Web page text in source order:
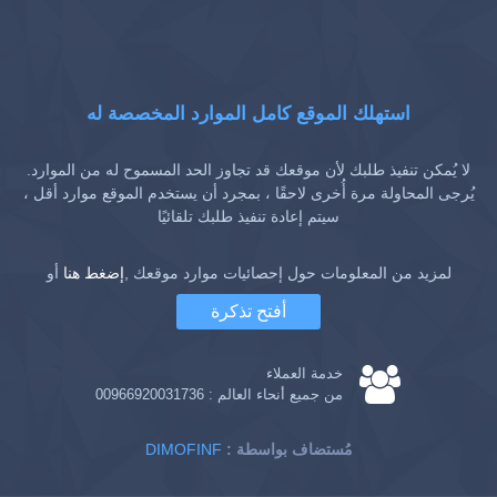
استهلك الموقع كامل الموارد المخصصة له
لا يُمكن تنفيذ طلبك لأن موقعك قد تجاوز الحد المسموح له من الموارد.
يُرجى المحاولة مرة أُخرى لاحقًا ، بمجرد أن يستخدم الموقع موارد أقل ،
سيتم إعادة تنفيذ طلبك تلقائيًا
لمزيد من المعلومات حول إحصائيات موارد موقعك ,إضغط هنا أو
أفتح تذكرة
خدمة العملاء
من جميع أنحاء العالم : 00966920031736
DIMOFINF : مُستضاف بواسطة